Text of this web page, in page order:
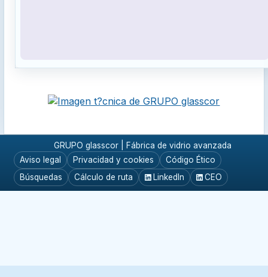
GRUPO glasscor | Fábrica de vidrio avanzada
Aviso legal
Privacidad y cookies
Código Ético
Búsquedas
Cálculo de ruta LinkedIn CEO